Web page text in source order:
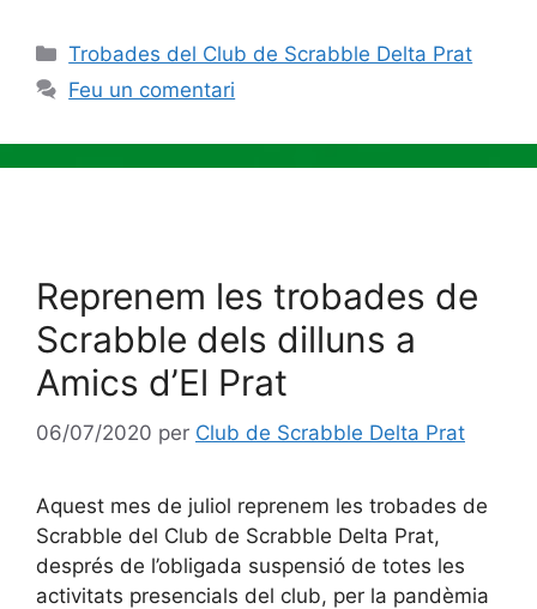
Categories
Trobades del Club de Scrabble Delta Prat
Feu un comentari
Reprenem les trobades de
Scrabble dels dilluns a
Amics d’El Prat
06/07/2020 per Club de Scrabble Delta Prat
Aquest mes de juliol reprenem les trobades de
Scrabble del Club de Scrabble Delta Prat,
després de l’obligada suspensió de totes les
activitats presencials del club, per la pandèmia